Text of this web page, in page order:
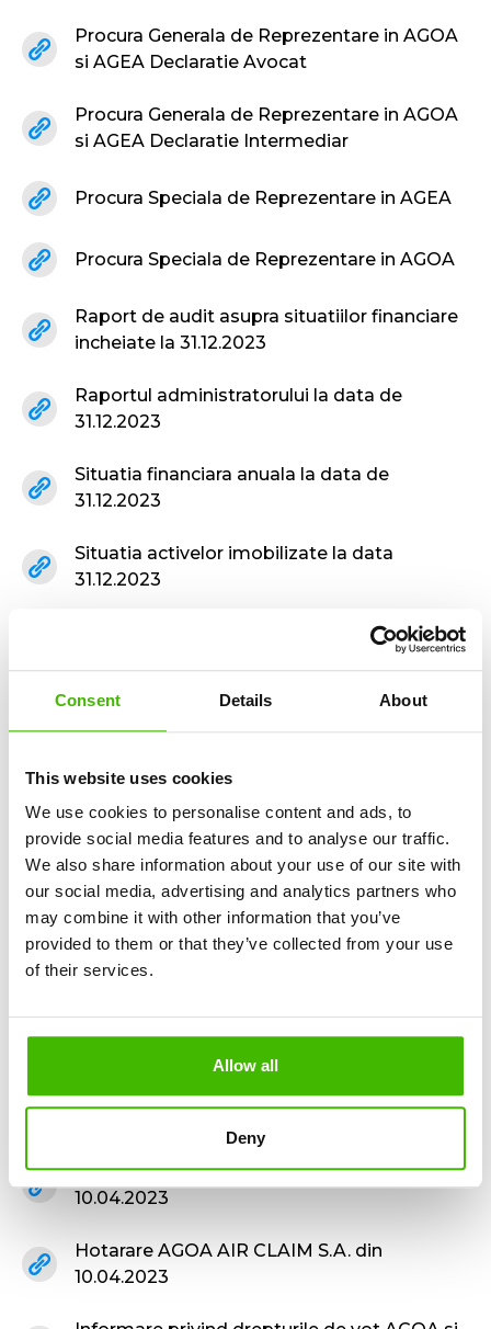
Consent Details About
This website uses cookies
We use cookies to personalise content and ads, to
provide social media features and to analyse our traffic.
We also share information about your use of our site with
our social media, advertising and analytics partners who
may combine it with other information that you’ve
provided to them or that they’ve collected from your use
of their services.
Allow all
Deny
Procura Generala de Reprezentare in AGOA
si AGEA Declaratie Avocat
Procura Generala de Reprezentare in AGOA
si AGEA Declaratie Intermediar
Procura Speciala de Reprezentare in AGEA
Procura Speciala de Reprezentare in AGOA
Raport de audit asupra situatiilor financiare
incheiate la 31.12.2023
Raportul administratorului la data de
31.12.2023
Situatia financiara anuala la data de
31.12.2023
Situatia activelor imobilizate la data
31.12.2023
Propunere de distribuire a rezultatelor
Buget de Venituri si Cheltuieli 2024
AGA 10.04.2023
CONVOCATOR AGOA si AGEA 10.04.2022
ACT CONSTITUTIV 10.04.2023
Buletin de vot pentru voturile prin
corespondenta in AGEA
Buletin de vot pentru voturile prin
Hotarare AGEA AIR CLAIM S.A. din
10.04.2023
Hotarare AGOA AIR CLAIM S.A. din
10.04.2023